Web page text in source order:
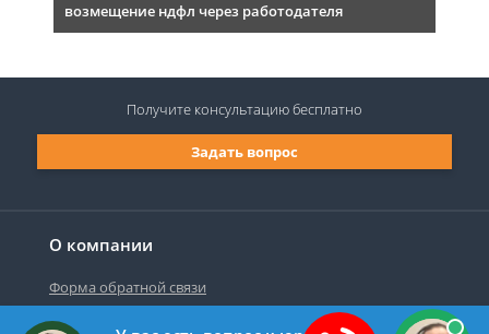
возмещение ндфл через работодателя
О компании
Форма обратной связи
Задать вопрос
Получите консультациюбесплатно